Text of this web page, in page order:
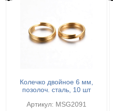
Колечко двойное 6 мм,
позолоч. сталь, 10 шт
Артикул: MSG2091